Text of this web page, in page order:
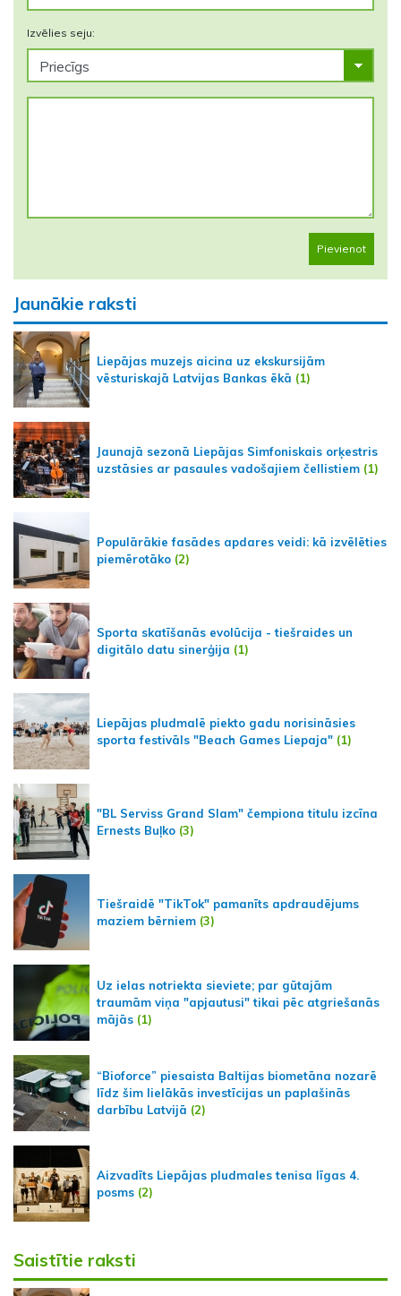
Izvēlies seju:
Pievienot
Jaunākie raksti
Liepājas muzejs aicina uz ekskursijām
vēsturiskajā Latvijas Bankas ēkā (1)
Jaunajā sezonā Liepājas Simfoniskais orķestris
uzstāsies ar pasaules vadošajiem čellistiem (1)
Populārākie fasādes apdares veidi: kā izvēlēties
piemērotāko (2)
Sporta skatīšanās evolūcija - tiešraides un
digitālo datu sinerģija (1)
Liepājas pludmalē piekto gadu norisināsies
sporta festivāls "Beach Games Liepaja" (1)
"BL Serviss Grand Slam" čempiona titulu izcīna
Ernests Buļko (3)
Tiešraidē "TikTok" pamanīts apdraudējums
maziem bērniem (3)
Uz ielas notriekta sieviete; par gūtajām
traumām viņa "apjautusi" tikai pēc atgriešanās
mājās (1)
“Bioforce” piesaista Baltijas biometāna nozarē
līdz šim lielākās investīcijas un paplašinās
darbību Latvijā (2)
Aizvadīts Liepājas pludmales tenisa līgas 4.
posms (2)
Saistītie raksti